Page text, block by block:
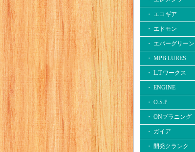
・ エコギア
・ エドモン
・ エバーグリーン
・ MPB LURES
・ L.T.ワークス
・ ENGINE
・ O.S.P
・ ONプラニング
・ ガイア
・ 開発クランク